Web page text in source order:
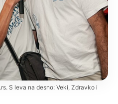
S leva na desno: Veki, Zdravko i